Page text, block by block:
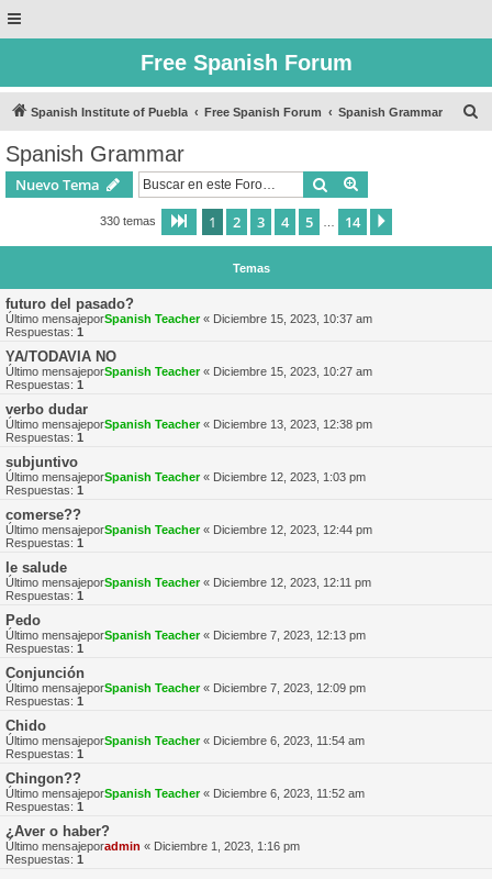
Free Spanish Forum
Spanish Institute of Puebla Free Spanish Forum Spanish Grammar
Spanish Grammar
Nuevo Tema Buscar
330 temas Página de 14
1 2 3 4 5 14
Temas
futuro del pasado?
Último mensajeporSpanish Teacher« Diciembre 15, 2023, 10:37 am
Respuestas: 1
YA/TODAVIA NO
Último mensajeporSpanish Teacher« Diciembre 15, 2023, 10:27 am
Respuestas: 1
verbo dudar
Último mensajeporSpanish Teacher« Diciembre 13, 2023, 12:38 pm
Respuestas: 1
subjuntivo
Último mensajeporSpanish Teacher« Diciembre 12, 2023, 1:03 pm
Respuestas: 1
comerse??
Último mensajeporSpanish Teacher« Diciembre 12, 2023, 12:44 pm
Respuestas: 1
le salude
Último mensajeporSpanish Teacher« Diciembre 12, 2023, 12:11 pm
Respuestas: 1
Pedo
Último mensajeporSpanish Teacher« Diciembre 7, 2023, 12:13 pm
Respuestas: 1
Conjunción
Último mensajeporSpanish Teacher« Diciembre 7, 2023, 12:09 pm
Respuestas: 1
Chido
Último mensajeporSpanish Teacher« Diciembre 6, 2023, 11:54 am
Respuestas: 1
Chingon??
Último mensajeporSpanish Teacher« Diciembre 6, 2023, 11:52 am
Respuestas: 1
¿Aver o haber?
Último mensajeporadmin « Diciembre 1, 2023, 1:16 pm
Respuestas: 1